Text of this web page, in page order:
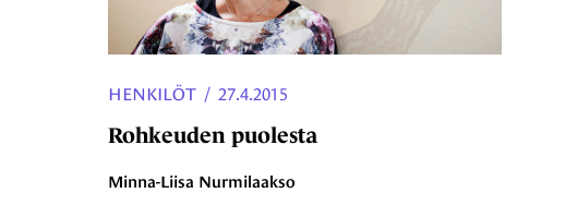
Rohkeuden puolesta
HENKILÖT / 27.4.2015
Minna-Liisa Nurmilaakso